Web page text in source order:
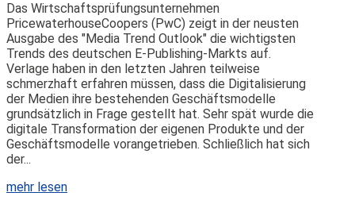
Das Wirtschaftsprüfungsunternehmen
PricewaterhouseCoopers (PwC) zeigt in der neusten
Ausgabe des "Media Trend Outlook" die wichtigsten
Trends des deutschen E-Publishing-Markts auf.
Verlage haben in den letzten Jahren teilweise
schmerzhaft erfahren müssen, dass die Digitalisierung
der Medien ihre bestehenden Geschäftsmodelle
grundsätzlich in Frage gestellt hat. Sehr spät wurde die
digitale Transformation der eigenen Produkte und der
Geschäftsmodelle vorangetrieben. Schließlich hat sich
der...
mehr lesen